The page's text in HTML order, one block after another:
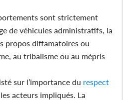
sont strictement
de véhicules administratifs, la
propos diffamatoires ou
au tribalisme ou au mépris
sur l’importance du respect
acteurs impliqués. La